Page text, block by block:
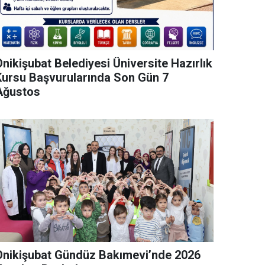
Belediyesi Üniversite Hazırlık
Başvurularında Son Gün 7
Gündüz Bakımevi’nde 2026